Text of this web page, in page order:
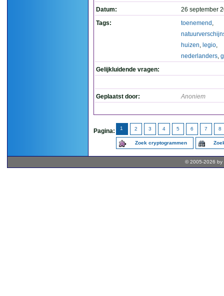
Datum:
26 september
Tags:
toenemend ,
huizen, legio,
nederlanders,
Gelijkluidende vragen:
Geplaatst door: Anoniem
Pagina: 1 2 3 4 5 6 7 8
Zoek cryptogrammen
© 2005-2026 by